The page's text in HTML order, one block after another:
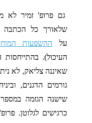
גם פרופ' זמיר לא
שלאורך כל הכתבה
על ההשפעות
העיכול).
שאיננה צליאק, לא
גורמים הדגנים,
שישנה הגזמה
כרגישים לגלוטן.